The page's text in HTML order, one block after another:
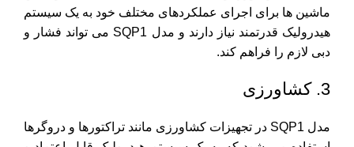
ماشین ها برای اجرای عملکردهای مختلف خود به یک سیستم
هیدرولیک قدرتمند نیاز دارند و مدل SQP1 می تواند فشار و
دبی لازم را فراهم کند.
3. کشاورزی
مدل SQP1 در تجهیزات کشاورزی مانند تراکتورها و دروگرها